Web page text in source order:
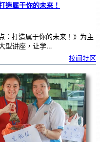
造属于你的未来！
：打造属于你的未来！》为主
型讲座，让学…
校闻特区